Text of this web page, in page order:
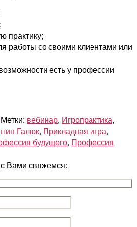
практику;
работы со своими клиентами или
есть у профессии
Метки: вебинар, Игропрактика,
Галюк, Прикладная игра,
будущего, Профессия
Вами свяжемся: